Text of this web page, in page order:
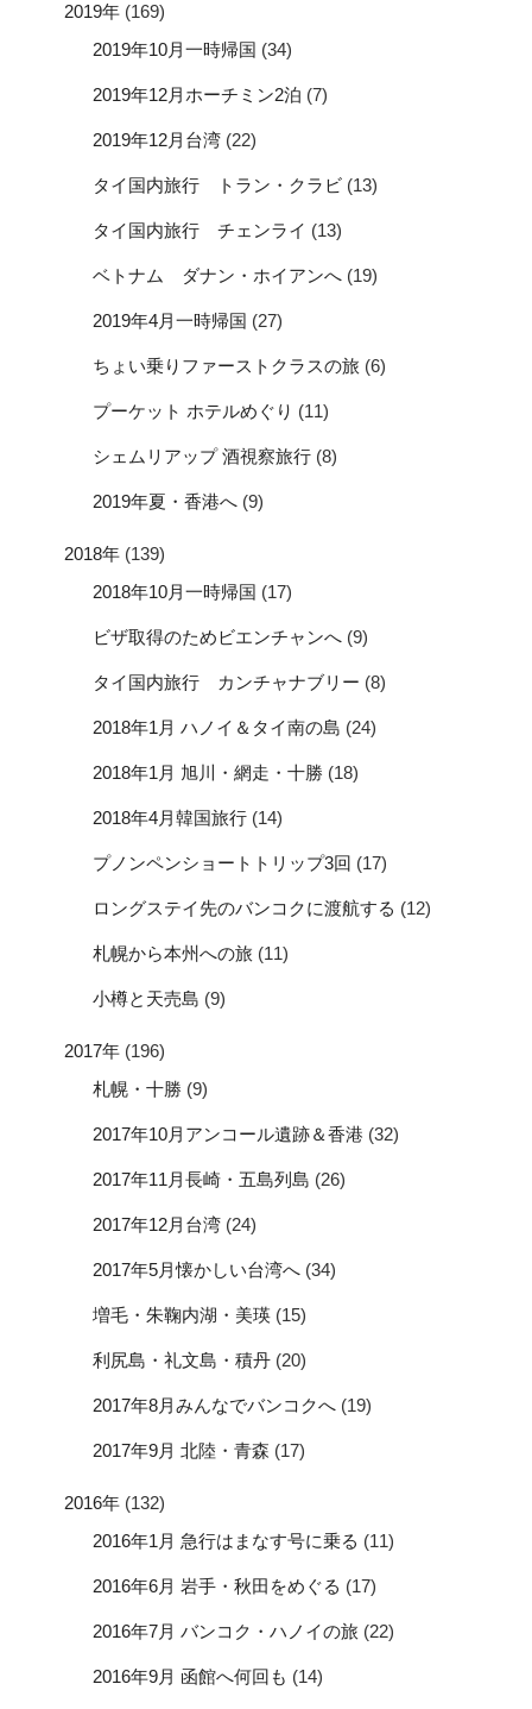
2019年 (169)
2019年10月一時帰国 (34)
2019年12月ホーチミン2泊 (7)
2019年12月台湾 (22)
タイ国内旅行 トラン・クラビ (13)
タイ国内旅行 チェンライ (13)
ベトナム ダナン・ホイアンへ (19)
2019年4月一時帰国 (27)
ちょい乗りファーストクラスの旅 (6)
プーケット ホテルめぐり (11)
シェムリアップ 酒視察旅行 (8)
2019年夏・香港へ (9)
2018年 (139)
2018年10月一時帰国 (17)
ビザ取得のためビエンチャンへ (9)
タイ国内旅行 カンチャナブリー (8)
2018年1月 ハノイ＆タイ南の島 (24)
2018年1月 旭川・網走・十勝 (18)
2018年4月韓国旅行 (14)
プノンペンショートトリップ3回 (17)
ロングステイ先のバンコクに渡航する (12)
札幌から本州への旅 (11)
小樽と天売島 (9)
2017年 (196)
札幌・十勝 (9)
2017年10月アンコール遺跡＆香港 (32)
2017年11月長崎・五島列島 (26)
2017年12月台湾 (24)
2017年5月懐かしい台湾へ (34)
増毛・朱鞠内湖・美瑛 (15)
利尻島・礼文島・積丹 (20)
2017年8月みんなでバンコクへ (19)
2017年9月 北陸・青森 (17)
2016年 (132)
2016年1月 急行はまなす号に乗る (11)
2016年6月 岩手・秋田をめぐる (17)
2016年7月 バンコク・ハノイの旅 (22)
2016年9月 函館へ何回も (14)